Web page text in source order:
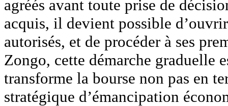
agréés avant toute prise de
acquis, il devient possible
autorisés, et de procéder à ses
Zongo, cette démarche graduelle
transforme la bourse non pas en
stratégique d’émancipation